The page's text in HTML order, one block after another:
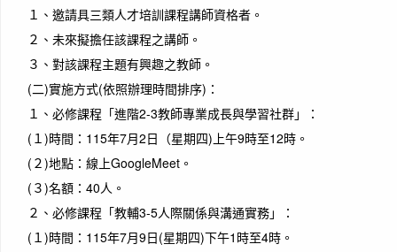
１、 邀請具三類人才培訓課程講師資格者。
２、 未來擬擔任該課程之講師。
３、 對該課程主題有興趣之教師。
(二)實施方式(依照辦理時間排序)：
１、 必修課程「進階2-3教師專業成長與學習社群」：
(１)時間：115年7月2日（星期四)上午9時至12時。
(２)地點：線上GoogleMeet。
(３)名額：40人。
２、 必修課程「教輔3-5人際關係與溝通實務」：
(１)時間：115年7月9日(星期四)下午1時至4時。